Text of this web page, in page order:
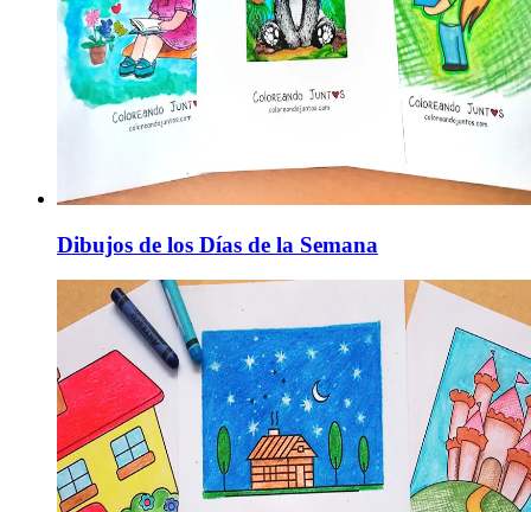
Dibujos de los Días de la Semana